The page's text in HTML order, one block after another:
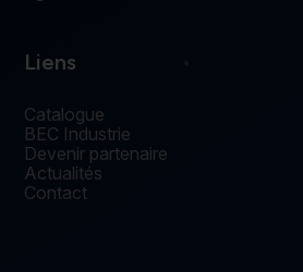
Liens
Catalogue
BEC Industrie
Devenir partenaire
Actualités
Contact